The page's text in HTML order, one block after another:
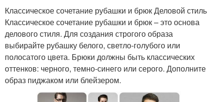
Классическое сочетание рубашки и брюк Деловой стиль
Классическое сочетание рубашки и брюк – это основа
делового стиля. Для создания строгого образа
выбирайте рубашку белого, светло-голубого или
полосатого цвета. Брюки должны быть классических
оттенков: черного, темно-синего или серого. Дополните
образ пиджаком или блейзером.